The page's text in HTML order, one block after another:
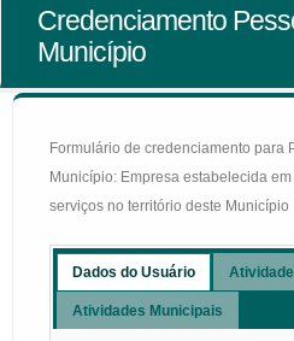
Credenciamento
Município
Formulário de credenciamento para
Município: Empresa estabelecida
serviços no território deste Município
Dados do Usuário
Atividades Municipais